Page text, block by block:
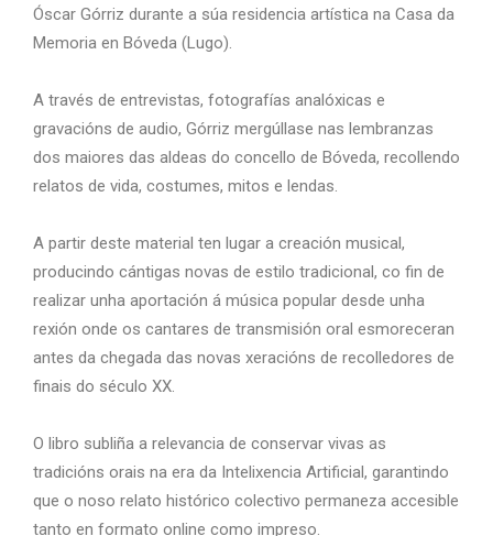
Óscar Górriz durante a súa residencia artística na Casa da
Memoria en Bóveda (Lugo).
A través de entrevistas, fotografías analóxicas e
gravacións de audio, Górriz mergúllase nas lembranzas
dos maiores das aldeas do concello de Bóveda, recollendo
relatos de vida, costumes, mitos e lendas.
A partir deste material ten lugar a creación musical,
producindo cántigas novas de estilo tradicional, co fin de
realizar unha aportación á música popular desde unha
rexión onde os cantares de transmisión oral esmoreceran
antes da chegada das novas xeracións de recolledores de
finais do século XX.
O libro subliña a relevancia de conservar vivas as
tradicións orais na era da Intelixencia Artificial, garantindo
que o noso relato histórico colectivo permaneza accesible
tanto en formato online como impreso.